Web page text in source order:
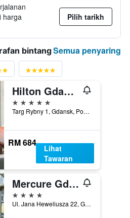
harga
Pilih tarikh
bintangSemua penyaring
Hilton Gdansk
5 bintang
Targ Rybny 1, Gdansk, Pomorskie, Poland
RM 684
Lihat
Tawaran
Mercure Gdansk Stare Miasto
4 bintang
Ul. Jana Heweliusza 22, Gdansk, Pomorskie, Poland